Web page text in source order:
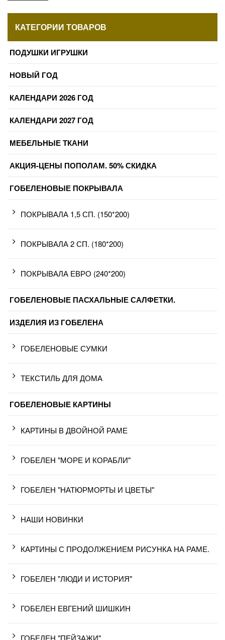
КАТЕГОРИИ ТОВАРОВ
ПОДУШКИ ИГРУШКИ
НОВЫЙ ГОД
КАЛЕНДАРИ 2026 ГОД
КАЛЕНДАРИ 2027 ГОД
МЕБЕЛЬНЫЕ ТКАНИ
АКЦИЯ-ЦЕНЫ ПОПОЛАМ. 50% СКИДКА
ГОБЕЛЕНОВЫЕ ПОКРЫВАЛА
ПОКРЫВАЛА 1,5 СП. (150*200)
ПОКРЫВАЛА 2 СП. (180*200)
ПОКРЫВАЛА ЕВРО (240*200)
ГОБЕЛЕНОВЫЕ ПАСХАЛЬНЫЕ САЛФЕТКИ.
ИЗДЕЛИЯ ИЗ ГОБЕЛЕНА
ГОБЕЛЕНОВЫЕ СУМКИ
ТЕКСТИЛЬ ДЛЯ ДОМА
ГОБЕЛЕНОВЫЕ КАРТИНЫ
КАРТИНЫ В ДВОЙНОЙ РАМЕ
ГОБЕЛЕН "МОРЕ И КОРАБЛИ"
ГОБЕЛЕН "НАТЮРМОРТЫ И ЦВЕТЫ"
НАШИ НОВИНКИ
КАРТИНЫ С ПРОДОЛЖЕНИЕМ РИСУНКА НА РАМЕ.
ГОБЕЛЕН "ЛЮДИ И ИСТОРИЯ"
ГОБЕЛЕН ЕВГЕНИЙ ШИШКИН
ГОБЕЛЕН "ПЕЙЗАЖИ"